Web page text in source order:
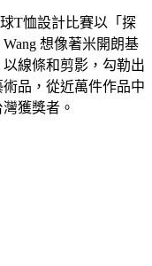
T恤設計比賽以「探
想像著米開朗基
線條和剪影，勾勒出
術品，從近萬件作品中
獲獎者。